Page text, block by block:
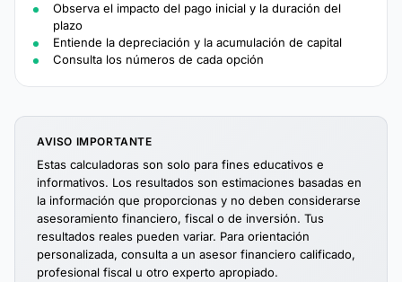
Observa el impacto del pago inicial y la duración del
plazo
Entiende la depreciación y la acumulación de capital
Consulta los números de cada opción
AVISO IMPORTANTE
Estas calculadoras son solo para fines educativos e
informativos. Los resultados son estimaciones basadas en
la información que proporcionas y no deben considerarse
asesoramiento financiero, fiscal o de inversión. Tus
resultados reales pueden variar. Para orientación
personalizada, consulta a un asesor financiero calificado,
profesional fiscal u otro experto apropiado.